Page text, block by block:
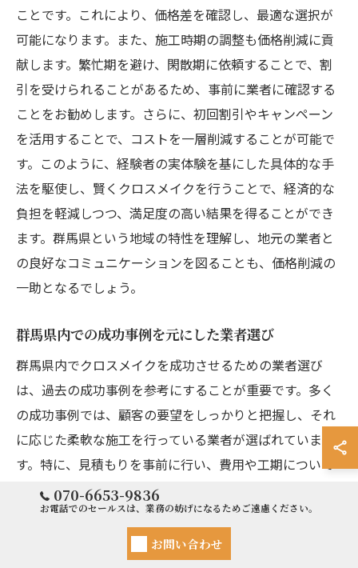
ことです。これにより、価格差を確認し、最適な選択が
可能になります。また、施工時期の調整も価格削減に貢
献します。繁忙期を避け、閑散期に依頼することで、割
引を受けられることがあるため、事前に業者に確認する
ことをお勧めします。さらに、初回割引やキャンペーン
を活用することで、コストを一層削減することが可能で
す。このように、経験者の実体験を基にした具体的な手
法を駆使し、賢くクロスメイクを行うことで、経済的な
負担を軽減しつつ、満足度の高い結果を得ることができ
ます。群馬県という地域の特性を理解し、地元の業者と
の良好なコミュニケーションを図ることも、価格削減の
一助となるでしょう。
群馬県内での成功事例を元にした業者選び
群馬県内でクロスメイクを成功させるための業者選び
は、過去の成功事例を参考にすることが重要です。多く
の成功事例では、顧客の要望をしっかりと把握し、それ
に応じた柔軟な施工を行っている業者が選ばれていま
す。特に、見積もりを事前に行い、費用や工期について
明確に説明する業者は信頼されやすいです。また、施工
後のアフターフォローが充実していることも、顧客満足
度を高める要因となります。これらのポイントを押さえ
た業者選びは、群馬県でのクロスメイクを成功に導くた
070-6653-9836
お電話でのセールスは、業務の妨げになるためご遠慮ください。
お問い合わせ